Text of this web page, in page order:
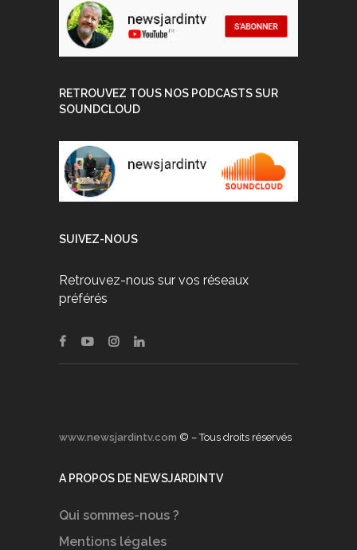
RETROUVEZ TOUS NOS PODCASTS SUR
SOUNDCLOUD
SUIVEZ-NOUS
Retrouvez-nous sur vos réseaux
préférés
www.newsjardintv.com © – Tous droits réservés
A PROPOS DE NEWSJARDINTV
Qui sommes-nous ?
Mentions légales